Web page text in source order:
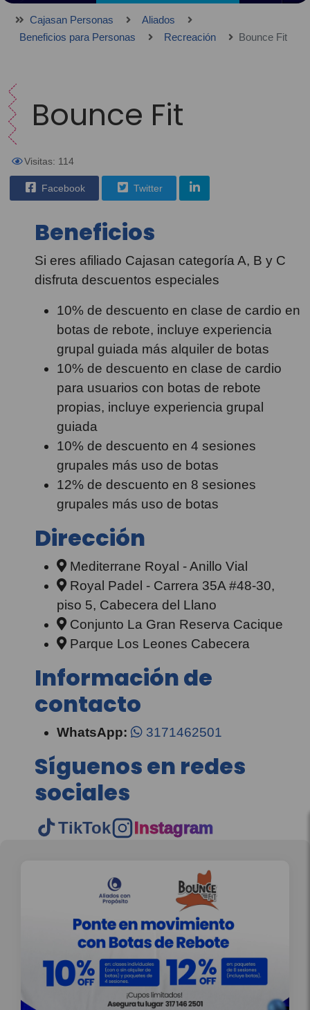
Cajasan Personas
Aliados
Beneficios para Personas
Recreación Bounce Fit
Bounce Fit
Visitas: 114
Facebook Twitter
Beneficios
Si eres afiliado Cajasan categoría A, B y C
disfruta descuentos especiales
10% de descuento en clase de cardio en
botas de rebote, incluye experiencia
grupal guiada más alquiler de botas
10% de descuento en clase de cardio
para usuarios con botas de rebote
propias, incluye experiencia grupal
guiada
10% de descuento en 4 sesiones
grupales más uso de botas
12% de descuento en 8 sesiones
grupales más uso de botas
Dirección
Mediterrane Royal - Anillo Vial
Royal Padel - Carrera 35A #48-30,
piso 5, Cabecera del Llano
Conjunto La Gran Reserva Cacique
Parque Los Leones Cabecera
Información de
contacto
WhatsApp: 3171462501
Síguenos en redes
sociales
TikTok Instagram